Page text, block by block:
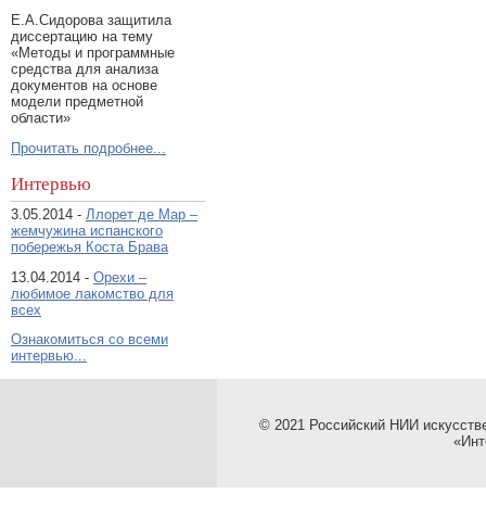
Е.А.Сидорова защитила
диссертацию на тему
«Методы и программные
средства для анализа
документов на основе
модели предметной
области»
Прочитать подробнее...
Интервью
3.05.2014 - Ллорет де Мар –
жемчужина испанского
побережья Коста Брава
13.04.2014 - Орехи –
любимое лакомство для
всех
Ознакомиться со всеми
интервью...
© 2021 Российский НИИ